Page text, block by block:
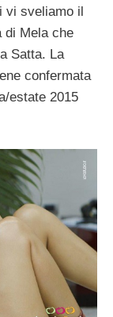
vi sveliamo il
di Mela che
Satta. La
confermata
estate 2015